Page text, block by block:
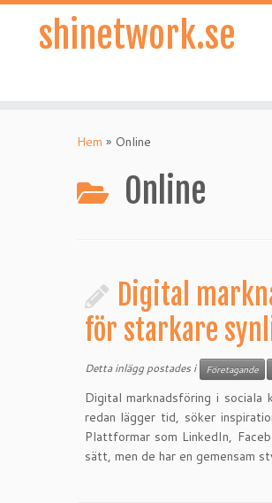
shinetwork.se
Hem » Online
Online
Digital
för starkare
Detta inlägg postades i Företagande
Digital marknadsföring i sociala
redan lägger tid, söker
Plattformar som LinkedIn,
sätt, men de har en gemensam